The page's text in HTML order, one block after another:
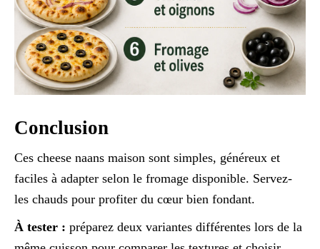
Conclusion
Ces cheese naans maison sont simples, généreux et
faciles à adapter selon le fromage disponible. Servez-
les chauds pour profiter du cœur bien fondant.
À tester : préparez deux variantes différentes lors de la